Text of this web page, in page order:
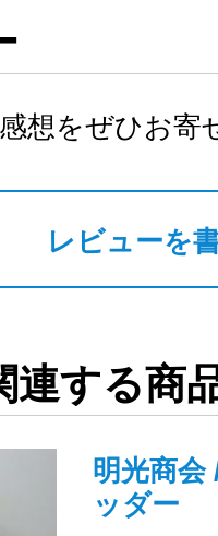
想をぜひお寄
レビューを
連する商
明光商会
ッダー